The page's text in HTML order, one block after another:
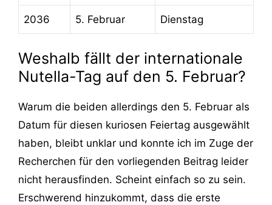
2036 5. Februar Dienstag
Weshalb fällt der internationale
Nutella-Tag auf den 5. Februar?
Warum die beiden allerdings den 5. Februar als
Datum für diesen kuriosen Feiertag ausgewählt
haben, bleibt unklar und konnte ich im Zuge der
Recherchen für den vorliegenden Beitrag leider
nicht herausfinden. Scheint einfach so zu sein.
Erschwerend hinzukommt, dass die erste